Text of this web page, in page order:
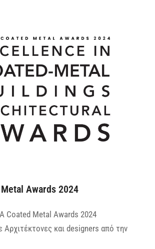
Metal Awards 2024
Coated Metal Awards 2024
Αρχιτέκτονες και designers από την